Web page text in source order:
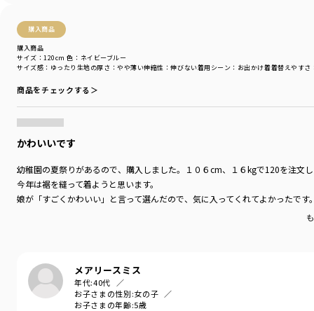
購入商品
購入商品
サイズ感 ：ゆったり 生地の厚さ ：やや薄い伸縮性 ：伸びない着用シーン ：お出かけ着着替えやすさ
サイズ：120cm 色：ネイビーブルー
商品をチェックする＞
かわいいです
幼稚園の夏祭りがあるので、購入しました。１０６cm、１６kgで120を注文
今年は裾を縫って着ようと思います。
娘が「すごくかわいい」と言って選んだので、気に入ってくれてよかったです
メアリースミス
年代:40代
お子さまの性別:女の子
お子さまの年齢:5歳